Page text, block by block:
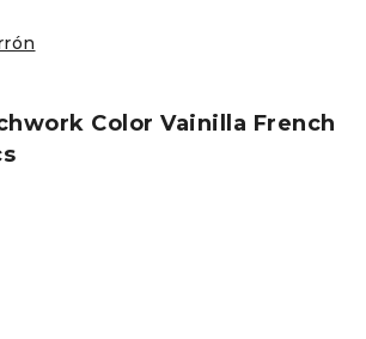
Color Vainilla French